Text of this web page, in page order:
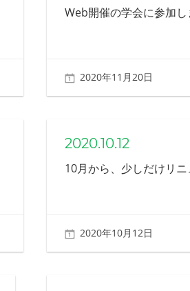
Web開催の学会に参加
2020年11月20日
2020.10.12
10月から、少しだけリ
2020年10月12日